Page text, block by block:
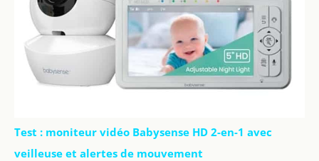
Test : moniteur vidéo Babysense HD 2-en-1 avec
veilleuse et alertes de mouvement